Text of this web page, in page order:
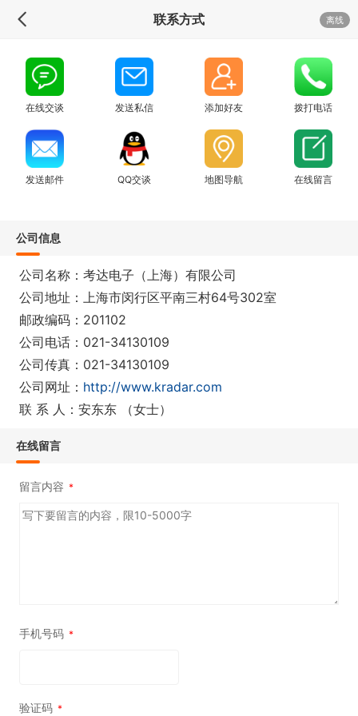
联系方式 离线
在线交谈 发送私信 添加好友 拨打电话
发送邮件 QQ交谈 地图导航 在线留言
公司信息
公司名称：考达电子（上海）有限公司
公司地址：上海市闵行区平南三村64号302室
邮政编码：201102
公司电话：021-34130109
公司传真：021-34130109
公司网址： http://www.kradar.com
联 系 人：安东东 （女士）
在线留言
留言内容 *
手机号码 *
验证码 *